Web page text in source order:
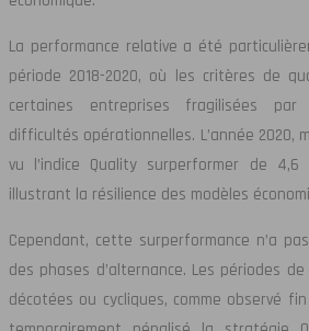
La performance relative a été
période 2018-2020, où les critères de
certaines entreprises fragilisées
difficultés opérationnelles. L’année 2020,
vu l’indice Quality surperformer de
illustrant la résilience des modèles
Cependant, cette surperformance n’a
des phases d’alternance. Les périodes
décotées ou cycliques, comme observé